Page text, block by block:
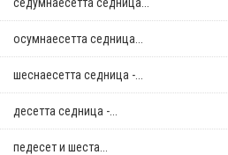
осумнaесетта седница...
шеснаесетта седница -...
десетта седница -...
педесет и шеста...